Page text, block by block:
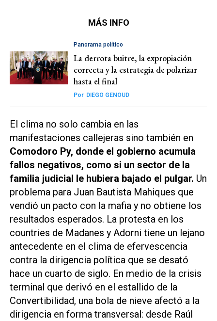
MÁS INFO
Panorama político
La derrota buitre, la expropiación
correcta y la estrategia de polarizar
hasta el final
Por DIEGO GENOUD
El clima no solo cambia en las
manifestaciones callejeras sino también en
Comodoro Py, donde el gobierno acumula
fallos negativos, como si un sector de la
familia judicial le hubiera bajado el pulgar. Un
problema para Juan Bautista Mahiques que
vendió un pacto con la mafia y no obtiene los
resultados esperados. La protesta en los
countries de Madanes y Adorni tiene un lejano
antecedente en el clima de efervescencia
contra la dirigencia política que se desató
hace un cuarto de siglo. En medio de la crisis
terminal que derivó en el estallido de la
Convertibilidad, una bola de nieve afectó a la
dirigencia en forma transversal: desde Raúl